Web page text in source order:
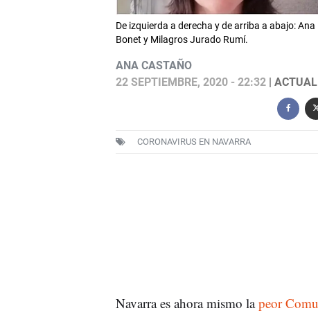
De izquierda a derecha y de arriba a abajo:
Bonet y Milagros Jurado Rumí.
ANA CASTAÑO
22 SEPTIEMBRE, 2020 - 22:32|
CORONAVIRUS EN NAVARRA
Navarra es ahora mismo lapeor